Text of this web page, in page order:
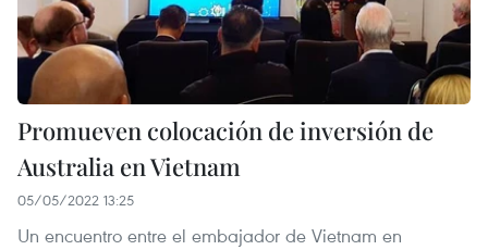
Promueven colocación de inversión de
Australia en Vietnam
05/05/2022 13:25
Un encuentro entre el embajador de Vietnam en